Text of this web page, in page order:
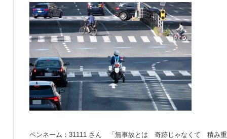
ペンネーム：31111 さん 「無事故とは 奇跡じゃなくて 積み